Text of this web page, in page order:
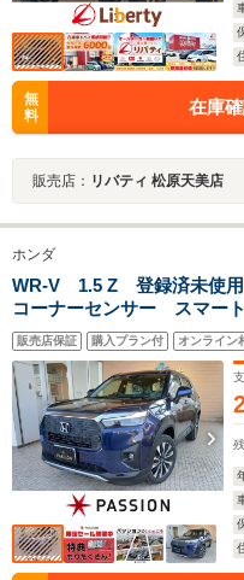
無
料
在庫
販売店： リバティ 松原天美店
ホンダ
WR-V 1.5 Z 登録済未使
コーナーセンサー スマー
ズコントロール LEDヘッ
ルミホイール 横滑り防止
エアコン
販売店保証 購入プラン付 オンライン